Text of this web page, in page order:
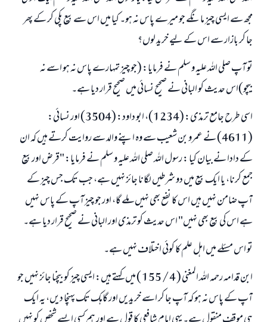
مجھ سے ایسی چیز مانگے جو میرے پاس نہ ہو۔ کیا میں اس سے بیع پکی کر کے پھر
جا کر بازار سے اس کے لیے خرید لوں؟
تو آپ صلی اللہ علیہ و سلم نے فرمایا: (جو چیز تمہارے پاس نہ ہو اسے نہ
بیچو)اس حدیث کو البانی نے صحیح نسائی میں صحیح قرار دیا ہے۔
اسی طرح جامع ترمذی: (1234)، ابو داود: (3504) اور نسائی:
(4611) نے عمرو بن شعیب سے وہ اپنے والد سے روایت کرتے ہیں کہ ان
کے دادا نے بیان کیا : رسول اللہ صلی اللہ علیہ و سلم نے فرمایا: "قرض اور بیع
جمع کرنا، یا ایک بیع میں دو شرطیں لگانا جائز نہیں ہے، جب تک جس چیز کے
آپ ضامن نہیں ہیں اس کا نفع بھی نہیں ملے گا، اور جو چیز آپ کے پاس نہیں
ہے اس کی بیع بھی نہیں" اس حدیث کو ترمذی اور البانی نے صحیح قرار دیا ہے۔
تو اس مسئلے میں اہل علم کا کوئی اختلاف نہیں ہے۔
ابن قدامہ رحمہ اللہ المغنی ( 4 / 155 ) میں کہتے ہیں: ایسی چیز کو بیچنا جائز نہیں جو
آپ کے پاس نہ ہو کہ آپ جا کر اسے خریدیں اور گاہک تک پہنچا دیں، یہ ایک